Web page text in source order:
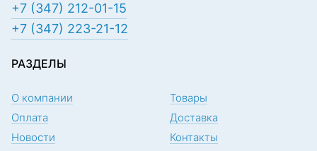
+7 (347) 212-01-15
+7 (347) 223-21-12
РАЗДЕЛЫ
О компании
Товары
Оплата
Доставка
Новости
Контакты